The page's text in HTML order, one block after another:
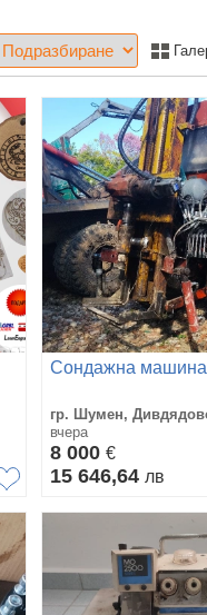
Сондажна машина
гр. Шумен,
вчера
8 000 €
15 646,64 лв